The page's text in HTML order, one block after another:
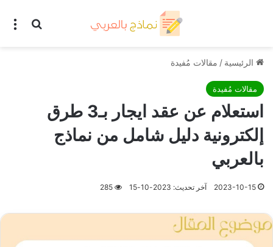
بحث
الرئيسية / مقالات مُفيدة
مقالات مُفيدة
استعلام عن عقد ايجار بـ3 طرق
إلكترونية دليل شامل من نماذج
بالعربي
2023-10-15 آخر تحديث: 2023-10-15 285